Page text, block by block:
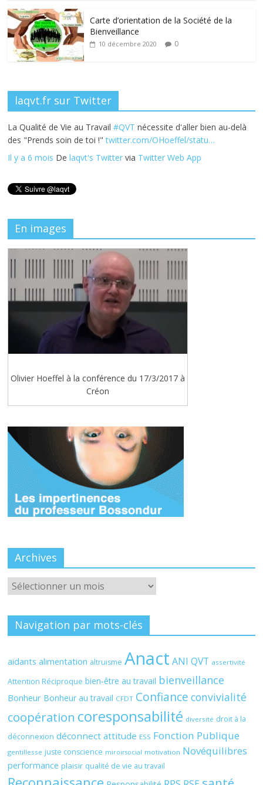
o
k
Carte d’orientation de la Société de la
Bienveillance
10 décembre 2020 0
laqvt.fr sur Twitter
La Qualité de Vie au Travail#QVT nécessite d'aller bien au-delà
des "Prends soin de toi !"twitter.com/OHoeffel/statu…
Il y a 6 mois Delaqvt's Twitter via Twitter Web App
En images
Olivier Hoeffel à la conférence du 17/3/2017 à
Créon
Archives
Archives
Navigation par mots-clés
aidants alimentation altruisme Anact ANI QVT assertivité
Attention Réciproque bien-être au travail bienveillance
Bonheur Bonheur au travail CFDT Confiance convivialité
coopération coresponsabilité diversité droit à la
déconnexion déconnect attitude ESS Fonction Publique
gentillesse juste conscience miroirsocial motivation Novéquilibres
performance plaisir qualité de vie au travail